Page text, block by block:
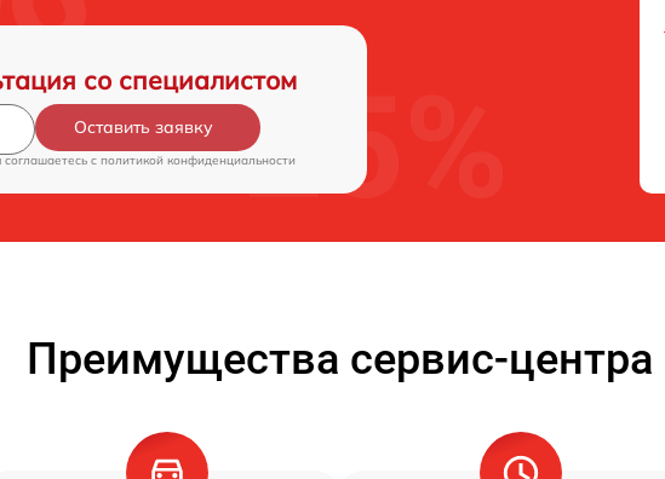
со специалистом
Оставить заявку
c политикой конфиденциальности
Преимущества сервис-центра